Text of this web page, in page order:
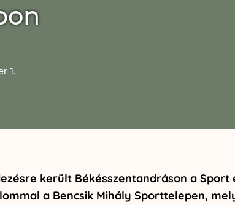
1.
került Békésszentandráson a Sport
a Bencsik Mihály Sporttelepen,